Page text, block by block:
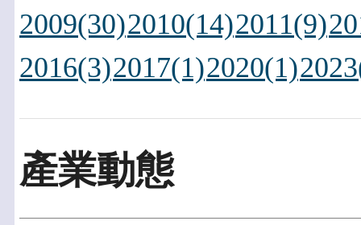
2009(30)2010(14)2011(9)
2016(3)2017(1)2020(1)
產業動態